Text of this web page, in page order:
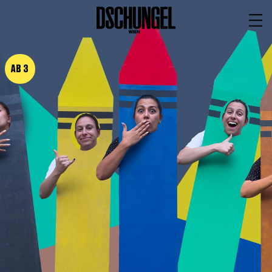
BARRIEREFREI
PROGRAMM
Spielplan
Vorstellungen
Festivals
Wild & Schön Festival
Gastspiele
Extras
Available for Touring
Archiv
MITSPIELEN
AB 3